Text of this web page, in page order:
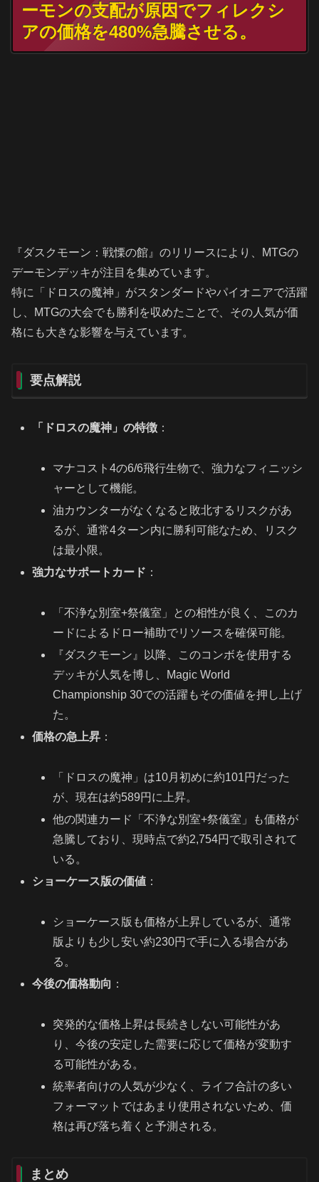
ーモンの支配が原因でフィレクシ
アの価格を480%急騰させる。
『ダスクモーン：戦慄の館』のリリースにより、MTGの
デーモンデッキが注目を集めています。
特に「ドロスの魔神」がスタンダードやパイオニアで活躍
し、MTGの大会でも勝利を収めたことで、その人気が価
格にも大きな影響を与えています。
要点解説
「ドロスの魔神」の特徴 ：
マナコスト4の6/6飛行生物で、強力なフィニッシ
ャーとして機能。
油カウンターがなくなると敗北するリスクがあ
るが、通常4ターン内に勝利可能なため、リスク
は最小限。
強力なサポートカード ：
「不浄な別室+祭儀室」との相性が良く、このカ
ードによるドロー補助でリソースを確保可能。
『ダスクモーン』以降、このコンボを使用する
デッキが人気を博し、Magic World
Championship 30での活躍もその価値を押し上げ
た。
価格の急上昇 ：
「ドロスの魔神」は10月初めに約101円だった
が、現在は約589円に上昇。
他の関連カード「不浄な別室+祭儀室」も価格が
急騰しており、現時点で約2,754円で取引されて
いる。
ショーケース版の価値 ：
ショーケース版も価格が上昇しているが、通常
版よりも少し安い約230円で手に入る場合があ
る。
今後の価格動向 ：
突発的な価格上昇は長続きしない可能性があ
り、今後の安定した需要に応じて価格が変動す
る可能性がある。
統率者向けの人気が少なく、ライフ合計の多い
フォーマットではあまり使用されないため、価
格は再び落ち着くと予測される。
まとめ